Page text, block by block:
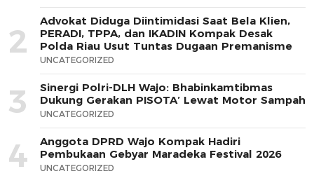
2
Advokat Diduga Diintimidasi Saat Bela Klien,
PERADI, TPPA, dan IKADIN Kompak Desak
Polda Riau Usut Tuntas Dugaan Premanisme
UNCATEGORIZED
3
Sinergi Polri-DLH Wajo: Bhabinkamtibmas
Dukung Gerakan PISOTA’ Lewat Motor Sampah
UNCATEGORIZED
4
Anggota DPRD Wajo Kompak Hadiri
Pembukaan Gebyar Maradeka Festival 2026
UNCATEGORIZED